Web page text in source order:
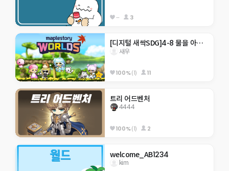
-- 3
[디지털 새싹SDG]4-8 물을 아끼는 3가지 방법
새우
100%(1) 11
트리 어드벤처
4444
100%(1) 2
welcome_AB1234
kim